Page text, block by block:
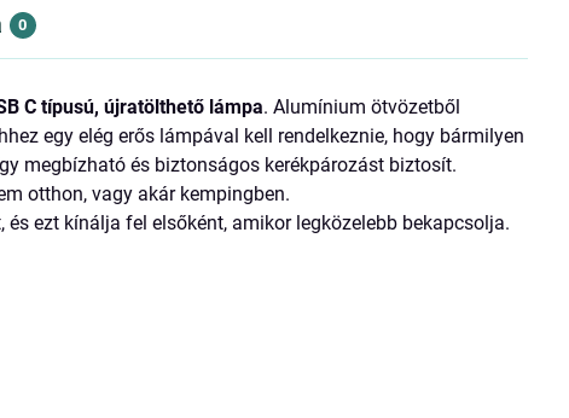
0
C típusú, újratölthető lámpa. Alumínium ötvözetből
egy elég erős lámpával kell rendelkeznie, hogy bármilyen
megbízható és biztonságos kerékpározást biztosít.
otthon, vagy akár kempingben.
ezt kínálja fel elsőként, amikor legközelebb bekapcsolja.